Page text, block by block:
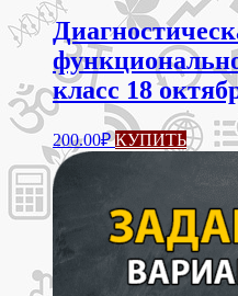
класс 18
200.00₽ КУПИТЬ